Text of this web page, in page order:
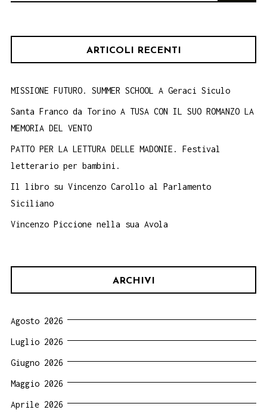
ARTICOLI RECENTI
MISSIONE FUTURO. SUMMER SCHOOL A Geraci Siculo
Santa Franco da Torino A TUSA CON IL SUO ROMANZO LA
MEMORIA DEL VENTO
PATTO PER LA LETTURA DELLE MADONIE. Festival
letterario per bambini.
Il libro su Vincenzo Carollo al Parlamento
Siciliano
Vincenzo Piccione nella sua Avola
ARCHIVI
Agosto 2026
Luglio 2026
Giugno 2026
Maggio 2026
Aprile 2026